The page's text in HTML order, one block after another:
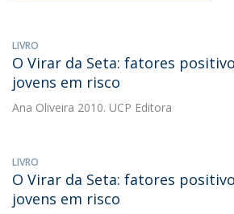
LIVRO
O Virar da Seta: fatores
jovens em risco
Ana Oliveira 2010. UCP Editora
LIVRO
O Virar da Seta: fatores
jovens em risco